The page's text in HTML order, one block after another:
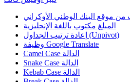
من موقع البنك الوطني الأوكراني
المبلغ مكتوب باللغة الإنجليزية
إعادة ترتيب الجداول (Unpivot)
Google Translate
Camel Case الدالة
Snake Case الدالة
Kebab Case الدالة